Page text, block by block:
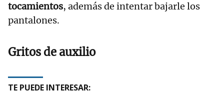
tocamientos, además de intentar bajarle los
pantalones.
Gritos de auxilio
TE PUEDE INTERESAR: